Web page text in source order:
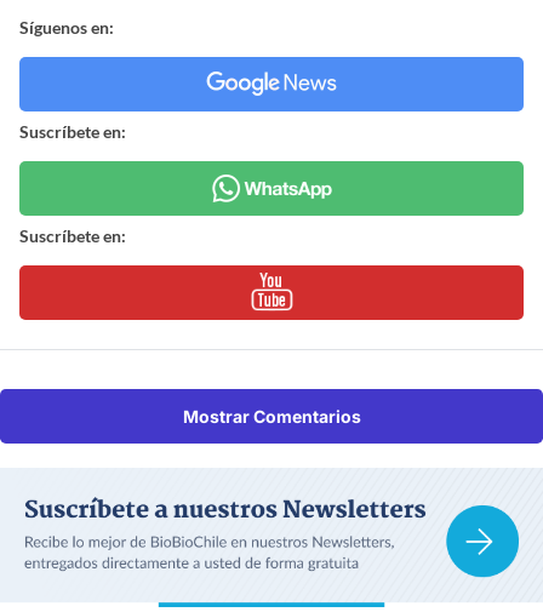
Síguenos en:
Suscríbete en:
Suscríbete en:
Mostrar Comentarios